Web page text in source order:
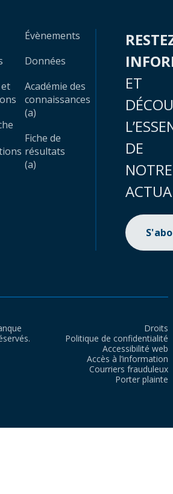
Évènements
Données
Académie des
connaissances
(a)
Fiche de
résultats
(a)
ET
DE
NOTRE
Droits
Politique de confidentialité
Accessibilité web
Accès à l’information
Courriers frauduleux
Porter plainte